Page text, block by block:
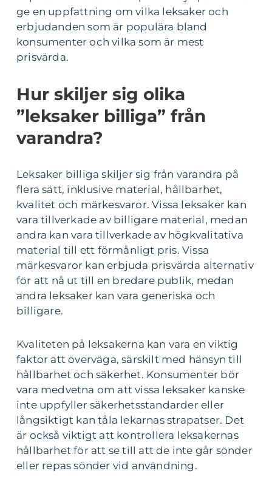
ge en uppfattning om vilka leksaker och
erbjudanden som är populära bland
konsumenter och vilka som är mest
prisvärda.
Hur skiljer sig olika
”leksaker billiga” från
varandra?
Leksaker billiga skiljer sig från varandra på
flera sätt, inklusive material, hållbarhet,
kvalitet och märkesvaror. Vissa leksaker kan
vara tillverkade av billigare material, medan
andra kan vara tillverkade av högkvalitativa
material till ett förmånligt pris. Vissa
märkesvaror kan erbjuda prisvärda alternativ
för att nå ut till en bredare publik, medan
andra leksaker kan vara generiska och
billigare.
Kvaliteten på leksakerna kan vara en viktig
faktor att överväga, särskilt med hänsyn till
hållbarhet och säkerhet. Konsumenter bör
vara medvetna om att vissa leksaker kanske
inte uppfyller säkerhetsstandarder eller
långsiktigt kan tåla lekarnas strapatser. Det
är också viktigt att kontrollera leksakernas
hållbarhet för att se till att de inte går sönder
eller repas sönder vid användning.